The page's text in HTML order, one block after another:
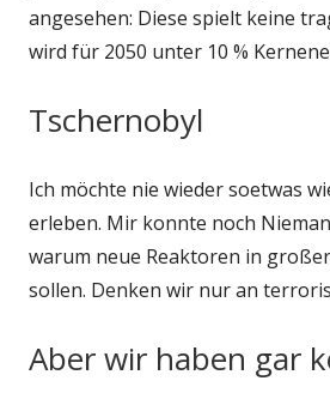
angesehen: Diese spielt keine
wird für 2050 unter 10 %
Tschernobyl
Ich möchte nie wieder soetwas
erleben. Mir konnte noch
warum neue Reaktoren in
sollen. Denken wir nur an
Aber wir haben gar